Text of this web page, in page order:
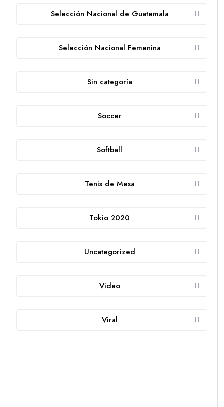
Selección Nacional de Guatemala
Selección Nacional Femenina
Sin categoría
Soccer
Softball
Tenis de Mesa
Tokio 2020
Uncategorized
Video
Viral